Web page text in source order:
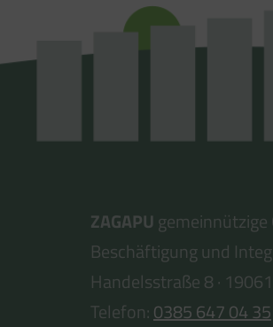
ZAGAPU
Beschäftigung und
Handelsstraße 8 ·
Telefon:0385 647 04 35